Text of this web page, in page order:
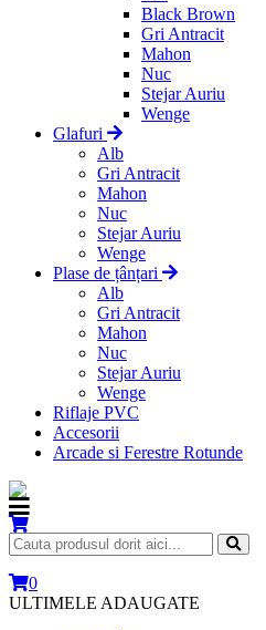
Black Brown
Gri Antracit
Mahon
Nuc
Stejar Auriu
Wenge
Glafuri
Alb
Gri Antracit
Mahon
Nuc
Stejar Auriu
Wenge
Plase de țânțari
Alb
Gri Antracit
Mahon
Nuc
Stejar Auriu
Wenge
Riflaje PVC
Accesorii
Arcade si Ferestre Rotunde
0
ULTIMELE ADAUGATE